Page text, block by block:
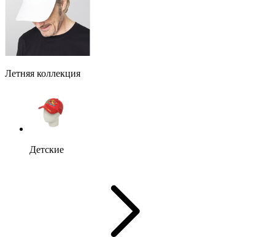
Летняя коллекция
Детские